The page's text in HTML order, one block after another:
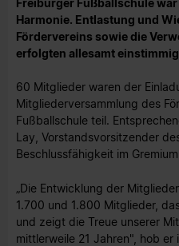
Harmonie. Entlastung und
Fördervereins sowie die
erfolgten allesamt
60 Mitglieder waren der
Mitgliederversammlung des
Fußballschule teil.
Lay, Vorstandsvorsitzender
Beschlussfähigkeit im
„Die Entwicklung der
1.700 und 1.800 Mitglieder,
und zeigt die Treue unserer
mittlerweile 21 Jahren", hob